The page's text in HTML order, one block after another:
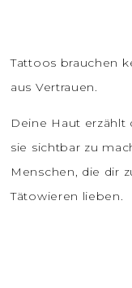
Tattoos brauchen
aus Vertrauen.
Deine Haut erzählt
sie sichtbar zu
Menschen, die dir
Tätowieren lieben.